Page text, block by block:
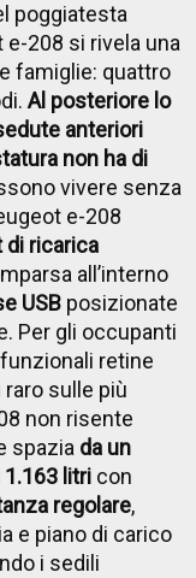
poggiatesta
208 si rivela una
famiglie: quattro
Al posteriore lo
anteriori
non ha di
vivere senza
e-208
di ricarica
all’interno
USB posizionate
Per gli occupanti
retine
sulle più
non risente
spazia da un
litri con
regolare,
e piano di carico
i sedili